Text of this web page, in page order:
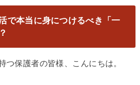
で本当に身につけるべき「一
つ保護者の皆様、こんにちは。